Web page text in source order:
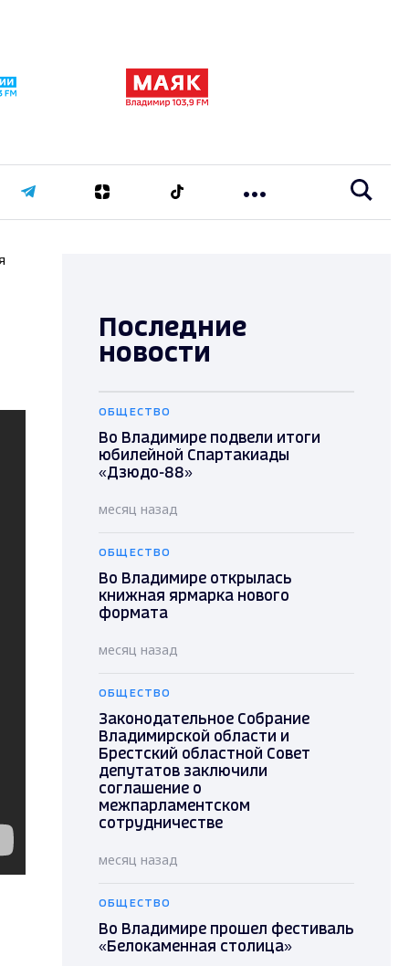
Последние
новости
ОБЩЕСТВО
Во Владимире подвели итоги
юбилейной Спартакиады
«Дзюдо-88»
месяц назад
ОБЩЕСТВО
Во Владимире открылась
книжная ярмарка нового
формата
месяц назад
ОБЩЕСТВО
Законодательное Собрание
Владимирской области и
Брестский областной Совет
депутатов заключили
соглашение о
межпарламентском
сотрудничестве
месяц назад
ОБЩЕСТВО
Во Владимире прошел фестиваль
«Белокаменная столица»